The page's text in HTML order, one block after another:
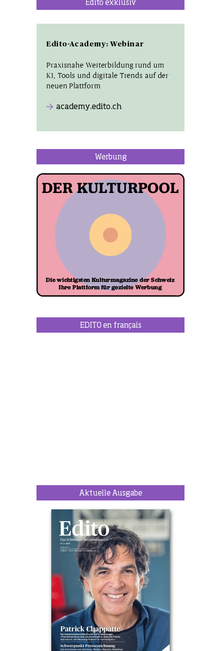
Edito exklusiv
Edito-Academy: Webinar
Praxisnahe Weiterbildung rund um
KI, Tools und digitale Trends auf der
neuen Plattform
academy.edito.ch
Werbung
EDITO en français
Aktuelle Ausgabe